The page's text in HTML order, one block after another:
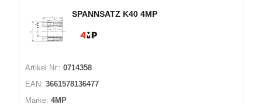
SPANNSATZ K40 4MP
Artikel Nr.: 0714358
EAN: 3661578136477
Marke: 4MP